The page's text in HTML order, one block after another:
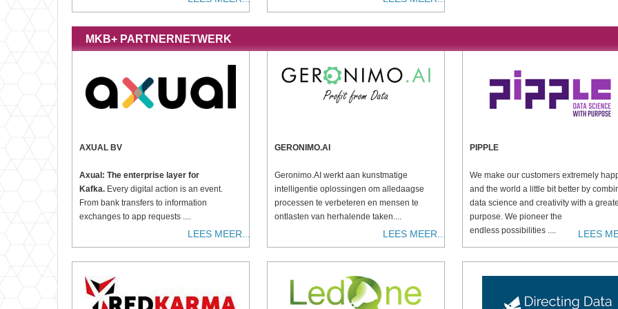
MKB+ PARTNERNETWERK
AXUAL BV
Axual: The enterprise layer for
Kafka. Every digital action is an event.
From bank transfers to information
exchanges to app requests ....
LEES MEER...
GERONIMO.AI
Geronimo.AI werkt aan kunstmatige
intelligentie oplossingen om alledaagse
processen te verbeteren en mensen te
ontlasten van herhalende taken....
LEES MEER...
PIPPLE
We make our customers extremely
and the world a little bit better by
data science and creativity with a
purpose. We pioneer the
endless possibilities ....
LEES